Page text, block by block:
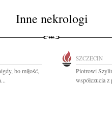
Inne nekrologi
bo miłość,
SZCZECIN
Piotrowi
współczucia